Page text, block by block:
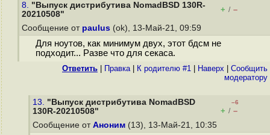
8. "Выпуск дистрибутива NomadBSD 130R-
20210508"
+ / –
Сообщение от paulus (ok), 13-Май-21, 09:59
Для ноутов, как минимум двух, этот бдсм не
подходит... Разве что для секаса.
Ответить Правка| К родителю #1 Наверх
Cообщить
модератору
13. "Выпуск дистрибутива NomadBSD
130R-20210508"
–6
+ / –
Сообщение от Аноним (13), 13-Май-21, 10:35